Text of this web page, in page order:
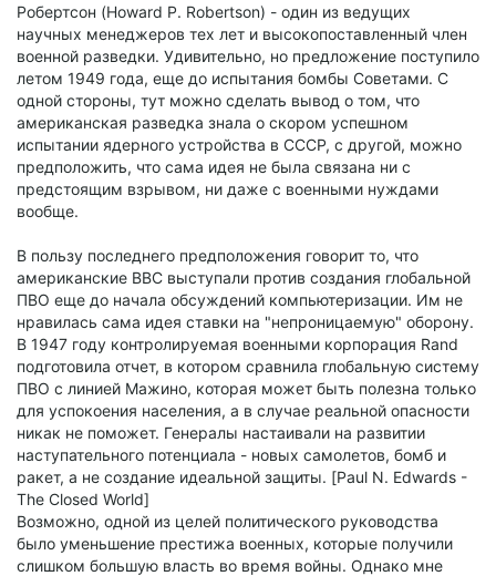
Робертсон (Howard P. Robertson) - один из ведущих
научных менеджеров тех лет и высокопоставленный член
военной разведки. Удивительно, но предложение поступило
летом 1949 года, еще до испытания бомбы Советами. С
одной стороны, тут можно сделать вывод о том, что
американская разведка знала о скором успешном
испытании ядерного устройства в СССР, с другой, можно
предположить, что сама идея не была связана ни с
предстоящим взрывом, ни даже с военными нуждами
вообще.
В пользу последнего предположения говорит то, что
американские ВВС выступали против создания глобальной
ПВО еще до начала обсуждений компьютеризации. Им не
нравилась сама идея ставки на "непроницаемую" оборону.
В 1947 году контролируемая военными корпорация Rand
подготовила отчет, в котором сравнила глобальную систему
ПВО с линией Мажино, которая может быть полезна только
для успокоения населения, а в случае реальной опасности
никак не поможет. Генералы настаивали на развитии
наступательного потенциала - новых самолетов, бомб и
ракет, а не создание идеальной защиты. [Paul N. Edwards -
The Closed World]
Возможно, одной из целей политического руководства
было уменьшение престижа военных, которые получили
слишком большую власть во время войны. Однако мне